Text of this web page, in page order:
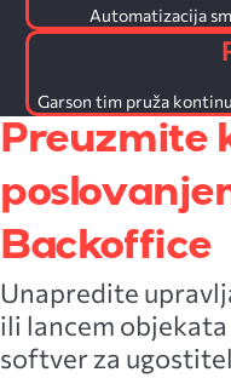
Automatizacija
Garson tim pruža
Preuzmite kontrolu nad
Backoffice
Unapredite upravljanje restoranom, kafićem
ili lancem
softver za